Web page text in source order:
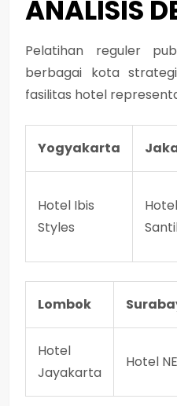
ANALISIS
Pelatihan reguler
berbagai kota
fasilitas hotel
Yogyakarta
Hotel Ibis
Styles
Hotel
Lombok
Hotel
Jayakarta
Hotel